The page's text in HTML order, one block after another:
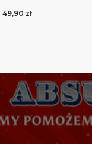
49,90 zł